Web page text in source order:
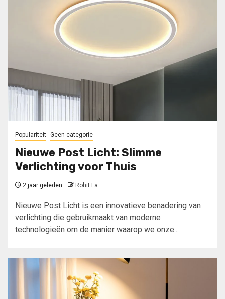
Populariteit Geen categorie
Nieuwe Post Licht: Slimme
Verlichting voor Thuis
2 jaar geleden Rohit La
Nieuwe Post Licht is een innovatieve benadering van
verlichting die gebruikmaakt van moderne
technologieën om de manier waarop we onze...